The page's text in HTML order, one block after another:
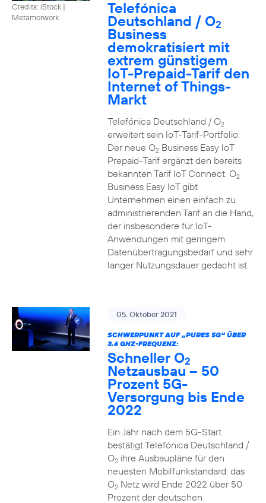
Credits: iStock |
Metamorwork
Telefónica
Deutschland / O2
Business
demokratisiert mit
extrem günstigem
IoT-Prepaid-Tarif den
Internet of Things-
Markt
Telefónica Deutschland / O2
erweitert sein IoT-Tarif-Portfolio:
Der neue O2Business Easy IoT
Prepaid-Tarif ergänzt den bereits
bekannten Tarif IoT Connect. O2
Business Easy IoT gibt
Unternehmen einen einfach zu
administrierenden Tarif an die Hand,
der insbesondere für IoT-
Anwendungen mit geringem
Datenübertragungsbedarf und sehr
langer Nutzungsdauer gedacht ist.
05. Oktober 2021
SCHWERPUNKT AUF „PURES 5G“ ÜBER
3.6 GHZ-FREQUENZ:
Schneller O2
Netzausbau – 50
Prozent 5G-
Versorgung bis Ende
2022
Ein Jahr nach dem 5G-Start
bestätigt Telefónica Deutschland /
O2ihre Ausbaupläne für den
neuesten Mobilfunkstandard: das
O2Netz wird Ende 2022 über 50
Prozent der deutschen